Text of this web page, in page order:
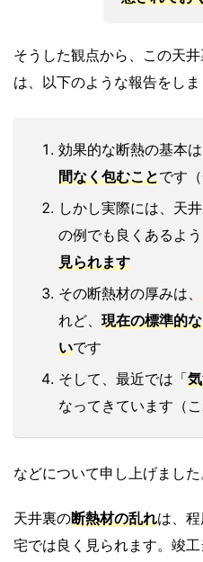
そうした観点から、この天
は、以下のような報告をしま
効果的な断熱の基本
間なく包むことです
しかし実際には、天
の例でも良くあるよう
見られます
その断熱材の厚みは、
れど、 現在の標準的
いです
そして、最近では「
なってきています（
などについて申し上げました
天井裏の断熱材の乱れは、
宅では良く見られます。竣